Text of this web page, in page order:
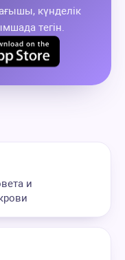
күнделік
тегін.
и